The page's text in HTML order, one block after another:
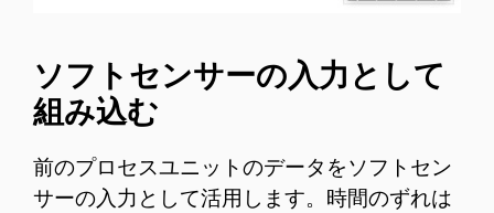
ソフトセンサーの入力として
組み込む
前のプロセスユニットのデータをソフトセン
サーの入力として活用します。時間のずれは